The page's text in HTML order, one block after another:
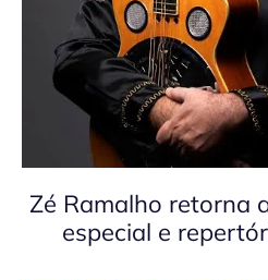
Zé Ramalho retorna
especial e